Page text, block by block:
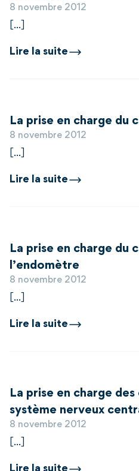
8 novembre 2012
[...]
Lire la suite
La prise en charge du
8 novembre 2012
[...]
Lire la suite
La prise en charge du
l’endomètre
8 novembre 2012
[...]
Lire la suite
La prise en charge
système nerveux
8 novembre 2012
[...]